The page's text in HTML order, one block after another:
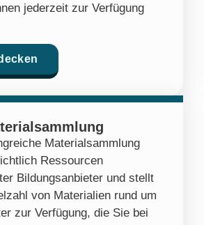
jederzeit zur Verfügung
Materialsammlung
Ressourcen
Bildungsanbieter und stellt
von Materialien rund um
zur Verfügung, die Sie bei